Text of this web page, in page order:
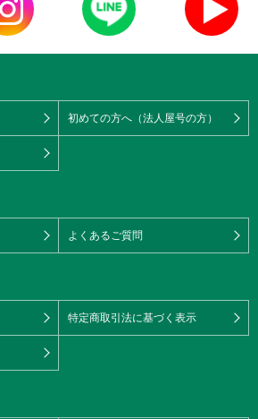
初めての方へ（法人屋号の方）
よくあるご質問
特定商取引法に基づく表示